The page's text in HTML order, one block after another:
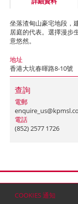
COOKIES 通知
坐落渣甸山豪宅地段，
居庭的代表。選擇漫步
意悠然。
地址
香港大坑春暉路8-10號
查詢
電郵
電話
(852) 2577 1726
© 2026 嘉里建設有限公司 (